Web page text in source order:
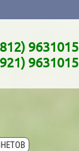
9631015
9631015